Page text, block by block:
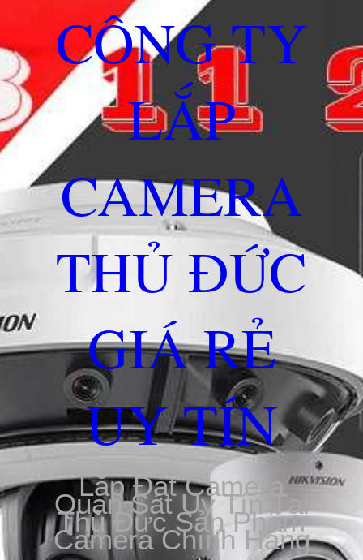
CÔNG TY
LẮP
CAMERA
THỦ ĐỨC
GIÁ RẺ
UY TÍN
Lắp Đặt Camera
Quan Sát Uy Tín Tại
Thủ Đức Sản Phẩm
Camera Chính Hãng